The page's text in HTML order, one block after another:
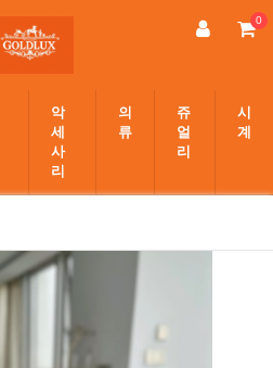
0
악
세
사
리
의
류
쥬
얼
리
시
계